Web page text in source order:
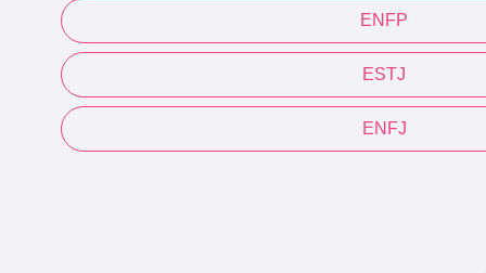
ENFP
ESTJ
ENFJ